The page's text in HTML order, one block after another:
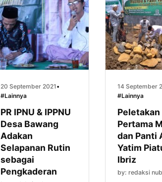
20 September 2021 •
#Lainnya
PR IPNU & IPPNU
Desa Bawang
Adakan
Selapanan Rutin
sebagai
Pengkaderan
14 September
#Lainnya
Peletakan
Pertama
dan Panti
Yatim
Ibriz
by: redaksi